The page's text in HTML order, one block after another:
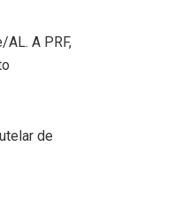
A PRF,
de